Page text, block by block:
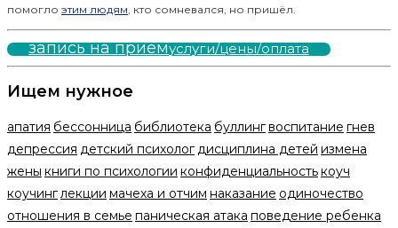
помогло этим людям , кто сомневался, но пришёл.
запись на приемуслуги/цены/оплата
Ищем нужное
апатия бессонница библиотека буллингвоспитание гнев
депрессия детский психолог дисциплина детей измена
жены книги по психологии конфиденциальностькоуч
коучинглекции мачеха и отчим наказание одиночество
отношения в семье паническая атака поведение ребенка